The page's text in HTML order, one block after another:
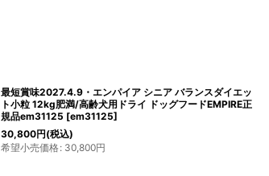
最短賞味2027.4.9・エンパイア シニア バランスダイエッ
ト小粒 12kg肥満/高齢犬用ドライ ドッグフードEMPIRE正
規品em31125 [em31125]
30,800円(税込)
希望小売価格: 30,800円